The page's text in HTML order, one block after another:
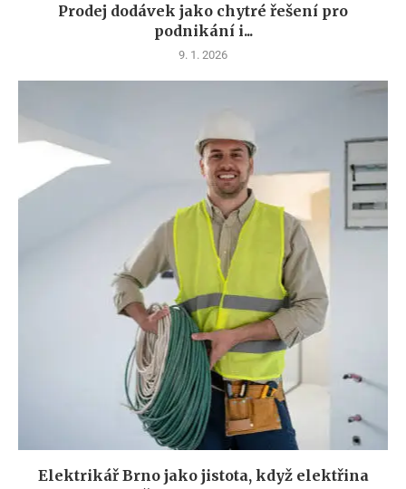
Prodej dodávek jako chytré řešení pro
podnikání i...
9. 1. 2026
Elektrikář Brno jako jistota, když elektřina